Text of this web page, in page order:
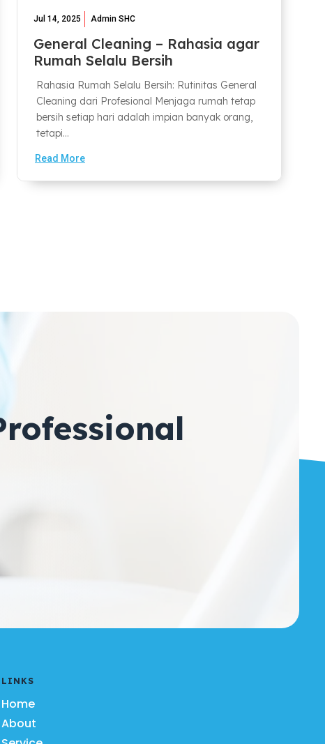
Jul 14, 2025 Admin SHC
General Cleaning – Rahasia agar
Rumah Selalu Bersih
Rahasia Rumah Selalu Bersih: Rutinitas General
Cleaning dari Profesional Menjaga rumah tetap
bersih setiap hari adalah impian banyak orang,
tetapi...
Read More
LINKS
Home
About